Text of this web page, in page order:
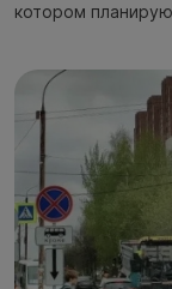
котором